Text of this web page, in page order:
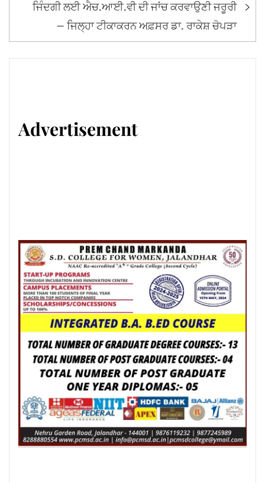
ਜਿੰਦਗੀ ਲਈ ਐਚ.ਆਈ.ਵੀ ਦੀ ਜਾਂਚ ਕਰਵਾਉਣੀ ਜਰੂਰੀ
– ਜਿਲ੍ਹਾ ਟੀਕਾਕਰਨ ਅਫ਼ਸਰ ਡਾ. ਰਾਕੇਸ਼ ਚੋਪੜਾ
Advertisement